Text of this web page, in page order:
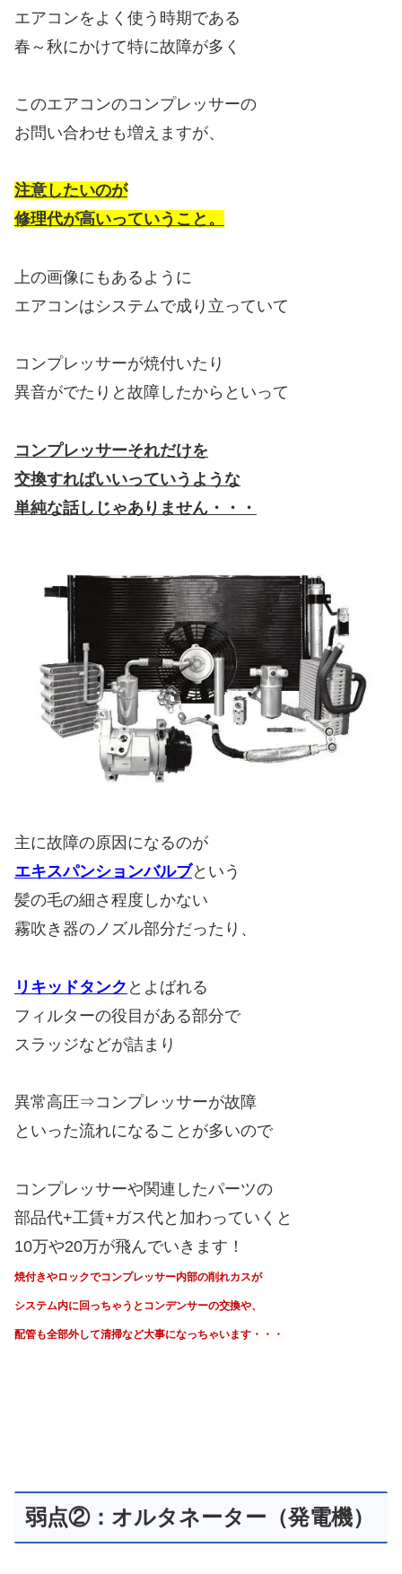
エアコンをよく使う時期である
春～秋にかけて特に故障が多く
このエアコンのコンプレッサーの
お問い合わせも増えますが、
注意したいのが
修理代が高いっていうこと。
上の画像にもあるように
エアコンはシステムで成り立っていて
コンプレッサーが焼付いたり
異音がでたりと故障したからといって
コンプレッサーそれだけを
交換すればいいっていうような
単純な話しじゃありません・・・
主に故障の原因になるのが
エキスパンションバルブという
髪の毛の細さ程度しかない
霧吹き器のノズル部分だったり、
リキッドタンク とよばれる
フィルターの役目がある部分で
スラッジなどが詰まり
異常高圧⇒コンプレッサーが故障
といった流れになることが多いので
コンプレッサーや関連したパーツの
部品代+工賃+ガス代と加わっていくと
10万や20万が飛んでいきます！
焼付きやロックでコンプレッサー内部の削れカスが
システム内に回っちゃうと コンデンサーの交換や、
配管も全部外して清掃など大事になっちゃいます・・・
弱点②：オルタネーター（発電機）